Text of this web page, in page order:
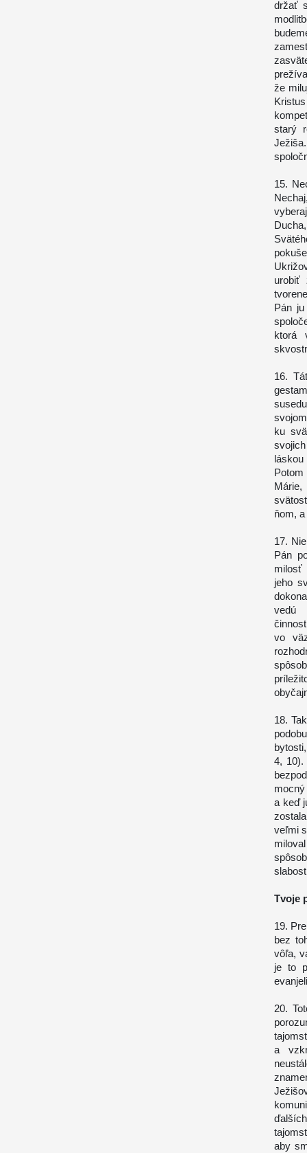
držať
že
starý
15.
urobiť
Pán
ktorá
16.
ku
láskou
ňom,
17.
Pán
milosť
jeho
vedú
vo
18.
4, 10).
a keď
veľmi
Tvoje
19.
bez
vôľa,
je to
20.
a
aby